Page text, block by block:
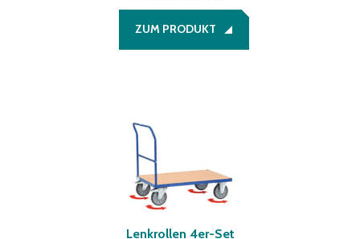
ZUM PRODUKT
Lenkrollen 4er-Set